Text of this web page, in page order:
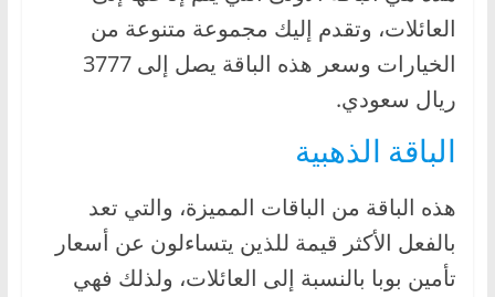
العائلات، وتقدم إليك مجموعة متنوعة من
الخيارات وسعر هذه الباقة يصل إلى 3777
ريال سعودي.
الباقة الذهبية
هذه الباقة من الباقات المميزة، والتي تعد
بالفعل الأكثر قيمة للذين يتساءلون عن أسعار
تأمين بوبا بالنسبة إلى العائلات، ولذلك فهي